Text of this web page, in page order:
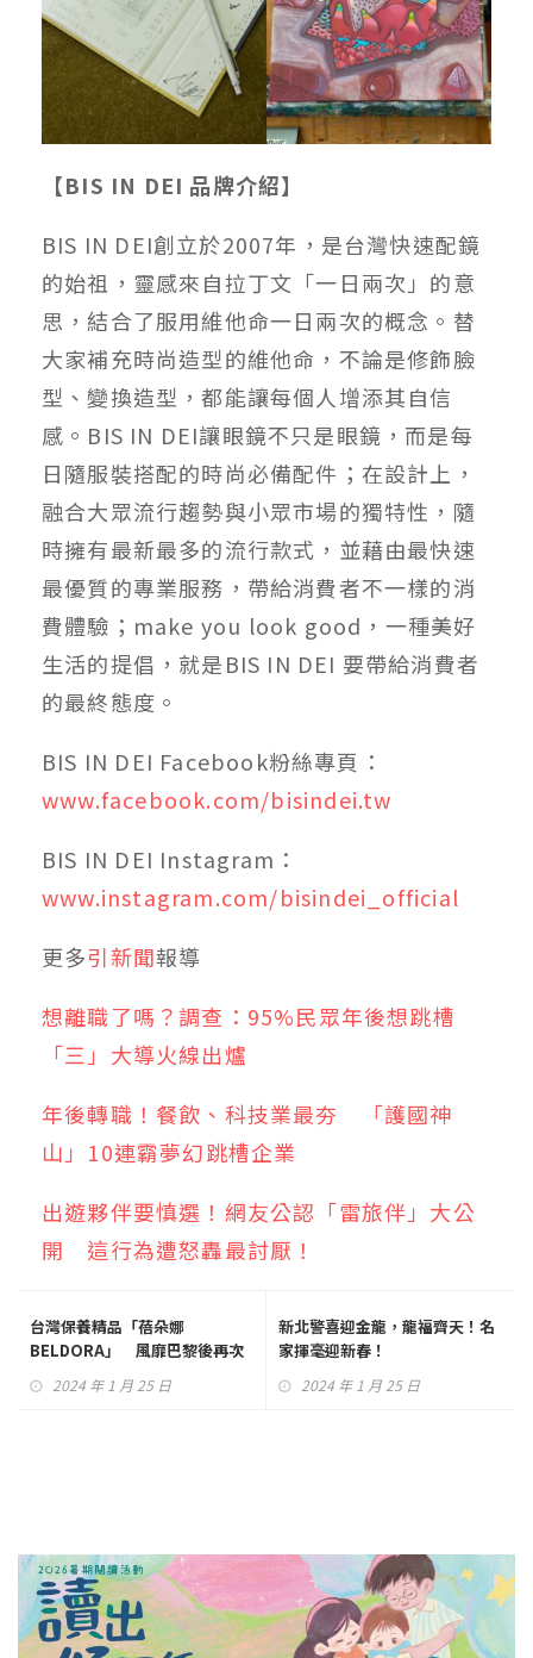
【BIS IN DEI 品牌介紹】
BIS IN DEI創立於2007年，是台灣快速配鏡
的始祖，靈感來自拉丁文「一日兩次」的意
思，結合了服用維他命一日兩次的概念。替
大家補充時尚造型的維他命，不論是修飾臉
型、變換造型，都能讓每個人增添其自信
感。BIS IN DEI讓眼鏡不只是眼鏡，而是每
日隨服裝搭配的時尚必備配件；在設計上，
融合大眾流行趨勢與小眾市場的獨特性，隨
時擁有最新最多的流行款式，並藉由最快速
最優質的專業服務，帶給消費者不一樣的消
費體驗；make you look good，一種美好
生活的提倡，就是BIS IN DEI 要帶給消費者
的最終態度。
BIS IN DEI Facebook粉絲專頁：
www.facebook.com/bisindei.tw
BIS IN DEI Instagram：
www.instagram.com/bisindei_official
更多引新聞報導
想離職了嗎？調查：95%民眾年後想跳槽
「三」大導火線出爐
年後轉職！餐飲、科技業最夯 「護國神
山」10連霸夢幻跳槽企業
出遊夥伴要慎選！網友公認「雷旅伴」大公
開 這行為遭怒轟最討厭！
台灣保養精品「蓓朵娜
BELDORA」 風靡巴黎後再次
征服紐約時裝週
2024 年 1 月 25 日
新北警喜迎金龍，龍福齊天！名
家揮毫迎新春！
2024 年 1 月 25 日